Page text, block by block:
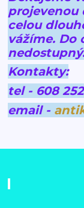
projevenou
celou
vážíme. Do
Kontakty:
tel - 608
email -